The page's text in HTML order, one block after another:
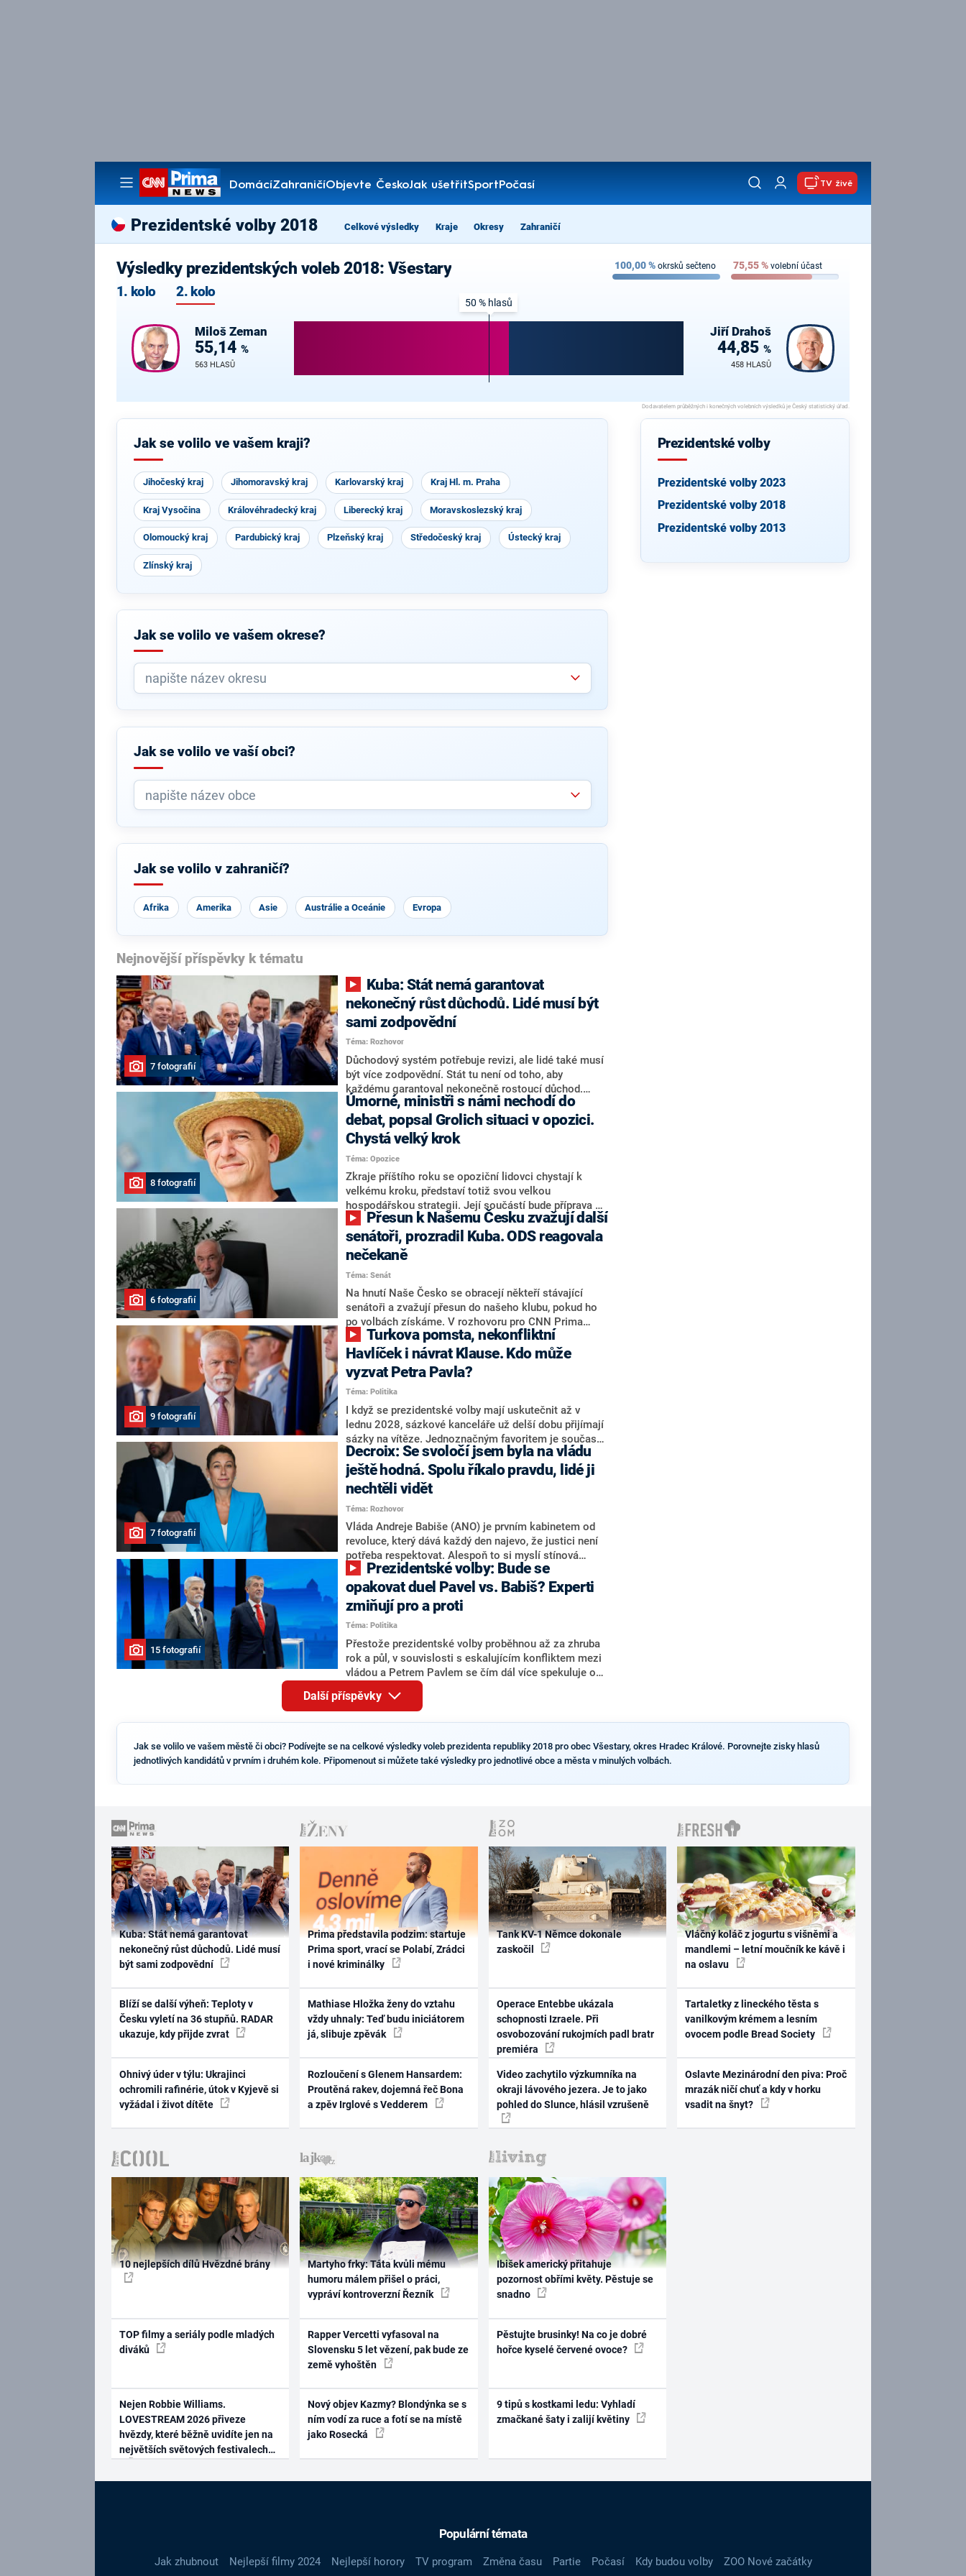
DomácíZahraničíObjevte ČeskoJak ušetřitSportPočasí
Pořady
TV živě
Prezidentské volby 2018 Celkové výsledky Kraje Okresy Zahraničí
Výsledky prezidentských voleb 2018: Všestary
1. kolo 2. kolo
100,00% okrsků sečteno 75,55% volební účast
Miloš Zeman
55,14 %
563 HLASŮ
50 % hlasů
Jiří Drahoš
44,85%
458 HLASŮ
Jak se volilo ve vašem kraji?
Jihočeský kraj Jihomoravský kraj Karlovarský kraj Kraj Hl. m. Praha
Kraj Vysočina Královéhradecký kraj Liberecký kraj Moravskoslezský kraj
Olomoucký kraj Pardubický kraj Plzeňský kraj Středočeský kraj Ústecký kraj
Zlínský kraj
Jak se volilo ve vašem okrese?
Jak se volilo ve vaší obci?
Jak se volilo v zahraničí?
Afrika Amerika Asie Austrálie a Oceánie Evropa
Nejnovější příspěvky k tématu
7 fotografií
nekonečný růst důchodů. Lidé musí být
sami zodpovědní
Téma: Rozhovor
Důchodový systém potřebuje revizi, ale lidé také musí
být více zodpovědní. Stát tu není od toho, aby
každému garantoval nekonečně rostoucí důchod.
Chybí tu nový systém a my ho představíme,řekl
hejtman Jihočeského kraje a předseda hnutí Naše
Česko Martin Kuba v rozhovoru pro CNN Prima NEWS.
V čele státu pak podle něj nemůže být člověk, který by
střetem zájmů omezoval čerpání financí a rozvoj,
dodal. Řešení u Andreje Babiše ale hodnotit nechtěl.
8 fotografií
Úmorné, ministři s námi nechodí do
debat, popsal Grolich situaci v opozici.
Chystá velký krok
Téma: Opozice
Zkraje příštího roku se opoziční lidovci chystají k
velkému kroku, představí totiž svou velkou
hospodářskou strategii. Její součástí bude příprava na
stárnutí populace, řekl ve středu na setkání s novináři
nový předseda lidovců Jan Grolich. Ten zároveň v
senátních volbách kandiduje ve Vyškově. Popsal i
aktivitu opozice, o níž vládní strany nebo političtí
komentátoři mluví jako o slabé a v defenzivě. „Je to
úmorná práce upozorňovat na chyby vlády. Ministři s
námi navíc nechodí do debat. Chceme ale ukazovat
svoje témata,“ odpověděl Grolich na dotaz CNN Prima
NEWS.
6 fotografií
senátoři, prozradil Kuba. ODS reagovala
nečekaně
Téma: Senát
Na hnutí Naše Česko se obracejí někteří stávající
senátoři a zvažují přesun do našeho klubu, pokud ho
po volbách získáme. V rozhovoru pro CNN Prima
NEWS to řekl zakladatel hnutí a jihočeský hejtman
Martin Kuba. Konkrétní nebyl, ale získat by takto mohl
například senátora Zdeňka Hrabu, který je dnes
součástí klubu ODS a TOP 09. Hraba to na dotaz
redakce nevyloučil. Předseda klubu senátorů ODS
Zdeněk Nytra redakci řekl, že počítá s odchodem
některých senátorů z klubu a že Naše Česko není
nepřítel, ale soupeř.
9 fotografií
Havlíček i návrat Klause. Kdo může
vyzvat Petra Pavla?
Téma: Politika
I když se prezidentské volby mají uskutečnit až v
lednu 2028, sázkové kanceláře už delší dobu přijímají
sázky na vítěze. Jednoznačným favoritem je současná
hlava státu Petr Pavel. Daleko za ním pak bookmakeři
zmiňují dva výrazné politiky ANO, tedy premiéra
Andreje Babiše a ministra průmyslu Karla Havlíčka.
Oblíbeným tipem samotných sázkařů je poslanec za
Motoristy Filip Turek. Politolog Jan Kubáček nicméně
o případné kandidatuře kohokoliv ze zmíněné trojice
značně pochybuje. Podle něj současná koalice dosud
nemá osobu, která by Pavlovi mohla konkurovat.
7 fotografií
Decroix: Se svoločí jsem byla na vládu
ještě hodná. Spolu říkalo pravdu, lidé ji
nechtěli vidět
Téma: Rozhovor
Vláda Andreje Babiše (ANO) je prvním kabinetem od
revoluce, který dává každý den najevo, že justici není
potřeba respektovat. Alespoň to si myslí stínová
ministryně spravedlnosti ODS Eva Decroix. V
rozhovoru pro CNN Prima NEWS si nebrala servítky
ohledně politického výkonu svého nástupce Jeronýma
Tejce (za ANO) či vládní zmocněnkyně pro lidská
práva Taťány Malé (ANO). Označením „svoloč“ na
adresu vlády prý byla ještě hodná. Decroix se také
vrátila k volební porážce koalice Spolu či promluvila o
hnutí Naše Česko Martina Kuby.
15 fotografií
opakovat duel Pavel vs. Babiš? Experti
zmiňují pro a proti
Téma: Politika
Přestože prezidentské volby proběhnou až za zhruba
rok a půl, v souvislosti s eskalujícím konfliktem mezi
vládou a Petrem Pavlem se čím dál více spekuluje o
tom, koho by do bitvy o Hrad mohla vyslat současná
koalice. Někteří političtí komentátoři znovu vytahují
jméno premiéra Andreje Babiše (ANO). Jak moc je
bude znovu opakovat souboj z roku 2023?
Další příspěvky
Prezidentské volby
Prezidentské volby 2023
Prezidentské volby 2018
Prezidentské volby 2013
Jak se volilo ve vašem městě či obci? Podívejte se na celkové výsledky voleb prezidenta republiky 2018 pro obec Všestary, okres Hradec Králové. Porovnejte zisky hlasů
jednotlivých kandidátů v prvním i druhém kole. Připomenout si můžete také výsledky pro jednotlivé obce a města v minulých volbách.
Kuba: Stát nemá garantovat
nekonečný růst důchodů. Lidé musí
být sami zodpovědní
Blíží se další výheň: Teploty v
Česku vyletí na 36 stupňů. RADAR
ukazuje, kdy přijde zvrat
Ohnivý úder v týlu: Ukrajinci
ochromili rafinérie, útok v Kyjevě si
vyžádal i život dítěte
Prima představila podzim: startuje
Prima sport, vrací se Polabí, Zrádci
i nové kriminálky
Mathiase Hložka ženy do vztahu
vždy uhnaly: Teď budu iniciátorem
já, slibuje zpěvák
Rozloučení s Glenem Hansardem:
Proutěná rakev, dojemná řeč Bona
a zpěv Irglové s Vedderem
Tank KV-1 Němce dokonale
zaskočil
Operace Entebbe ukázala
schopnosti Izraele. Při
osvobozování rukojmích padl bratr
premiéra
Video zachytilo výzkumníka na
okraji lávového jezera. Je to jako
pohled do Slunce, hlásil vzrušeně
Vláčný koláč z jogurtu s višněmi a
mandlemi – letní moučník ke kávě i
na oslavu
Tartaletky z lineckého těsta s
vanilkovým krémem a lesním
ovocem podle Bread Society
Oslavte Mezinárodní den piva: Proč
mrazák ničí chuť a kdy v horku
vsadit na šnyt?
10 nejlepších dílů Hvězdné brány
TOP filmy a seriály podle mladých
diváků
Nejen Robbie Williams.
LOVESTREAM 2026 přiveze
hvězdy, které běžně uvidíte jen na
největších světových festivalech
Martyho frky: Táta kvůli mému
humoru málem přišel o práci,
vypráví kontroverzní Řezník
Rapper Vercetti vyfasoval na
Slovensku 5 let vězení, pak bude ze
země vyhoštěn
Nový objev Kazmy? Blondýnka se s
ním vodí za ruce a fotí se na místě
jako Rosecká
Ibišek americký přitahuje
pozornost obřími květy. Pěstuje se
snadno
Pěstujte brusinky! Na co je dobré
hořce kyselé červené ovoce?
9 tipů s kostkami ledu: Vyhladí
zmačkané šaty i zalijí květiny
Populární témata
Jak zhubnout Nejlepší filmy 2024 Nejlepší horory TV program Změna času Partie Počasí Kdy budou volby ZOO Nové začátky